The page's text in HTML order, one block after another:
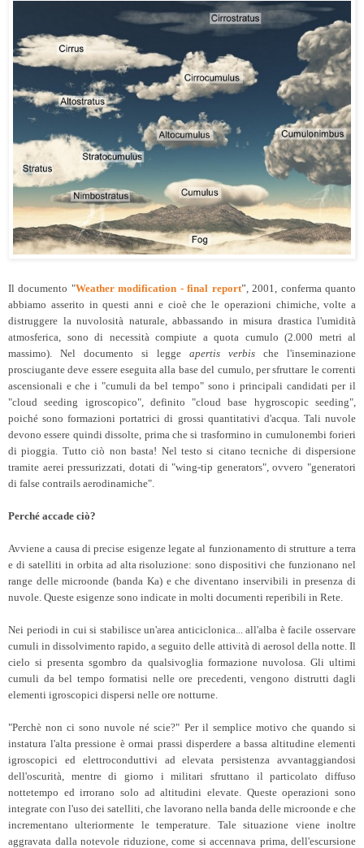
Il documento "Weather modification - final report”, 2001, conferma quanto
abbiamo asserito in questi anni e cioè che le operazioni chimiche, volte a
distruggere la nuvolosità naturale, abbassando in misura drastica l'umidità
atmosferica, sono di necessità compiute a quota cumulo (2.000 metri al
massimo). Nel documento si legge apertis verbis che l'inseminazione
prosciugante deve essere eseguita alla base del cumulo, per sfruttare le correnti
ascensionali e che i "cumuli da bel tempo" sono i principali candidati per il
"cloud seeding igroscopico", definito "cloud base hygroscopic seeding",
poiché sono formazioni portatrici di grossi quantitativi d'acqua. Tali nuvole
devono essere quindi dissolte, prima che si trasformino in cumulonembi forieri
di pioggia. Tutto ciò non basta! Nel testo si citano tecniche di dispersione
tramite aerei pressurizzati, dotati di "wing-tip generators", ovvero "generatori
di false contrails aerodinamiche".
Perché accade ciò?
Avviene a causa di precise esigenze legate al funzionamento di strutture a terra
e di satelliti in orbita ad alta risoluzione: sono dispositivi che funzionano nel
range delle microonde (banda Ka) e che diventano inservibili in presenza di
nuvole. Queste esigenze sono indicate in molti documenti reperibili in Rete.
Nei periodi in cui si stabilisce un'area anticiclonica... all'alba è facile osservare
cumuli in dissolvimento rapido, a seguito delle attività di aerosol della notte. Il
cielo si presenta sgombro da qualsivoglia formazione nuvolosa. Gli ultimi
cumuli da bel tempo formatisi nelle ore precedenti, vengono distrutti dagli
elementi igroscopici dispersi nelle ore notturne.
"Perchè non ci sono nuvole né scie?" Per il semplice motivo che quando si
instatura l'alta pressione è ormai prassi disperdere a bassa altitudine elementi
igroscopici ed elettroconduttivi ad elevata persistenza avvantaggiandosi
dell'oscurità, mentre di giorno i militari sfruttano il particolato diffuso
nottetempo ed irrorano solo ad altitudini elevate. Queste operazioni sono
integrate con l'uso dei satelliti, che lavorano nella banda delle microonde e che
incrementano ulteriormente le temperature. Tale situazione viene inoltre
aggravata dalla notevole riduzione, come si accennava prima, dell'escursione